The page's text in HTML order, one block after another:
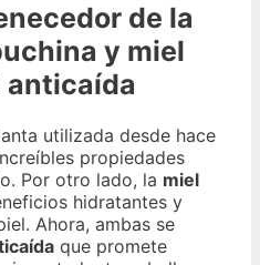
de la
y miel
anticaída
utilizada desde hace
propiedades
Por otro lado, la miel
hidratantes y
Ahora, ambas se
que promete